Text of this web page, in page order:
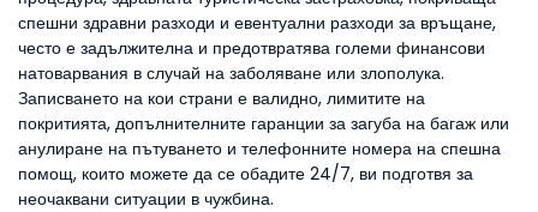
спешни здравни разходи и евентуални разходи за връщане,
често е задължителна и предотвратява големи финансови
натоварвания в случай на заболяване или злополука.
Записването на кои страни е валидно, лимитите на
покритията, допълнителните гаранции за загуба на багаж или
анулиране на пътуването и телефонните номера на спешна
помощ, които можете да се обадите 24/7, ви подготвя за
неочаквани ситуации в чужбина.